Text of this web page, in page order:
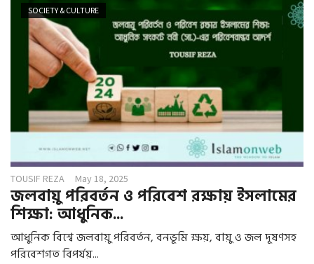
SOCIETY & CULTURE
TOUSIF REZA May 18, 2025
জলবায়ু পরিবর্তন ও পরিবেশ রক্ষায় ইসলামের
শিক্ষা: আধুনিক...
আধুনিক বিশ্বে জলবায়ু পরিবর্তন, বনভূমি ক্ষয়, বায়ু ও জল দূষণসহ
পরিবেশগত বিপর্যয়...